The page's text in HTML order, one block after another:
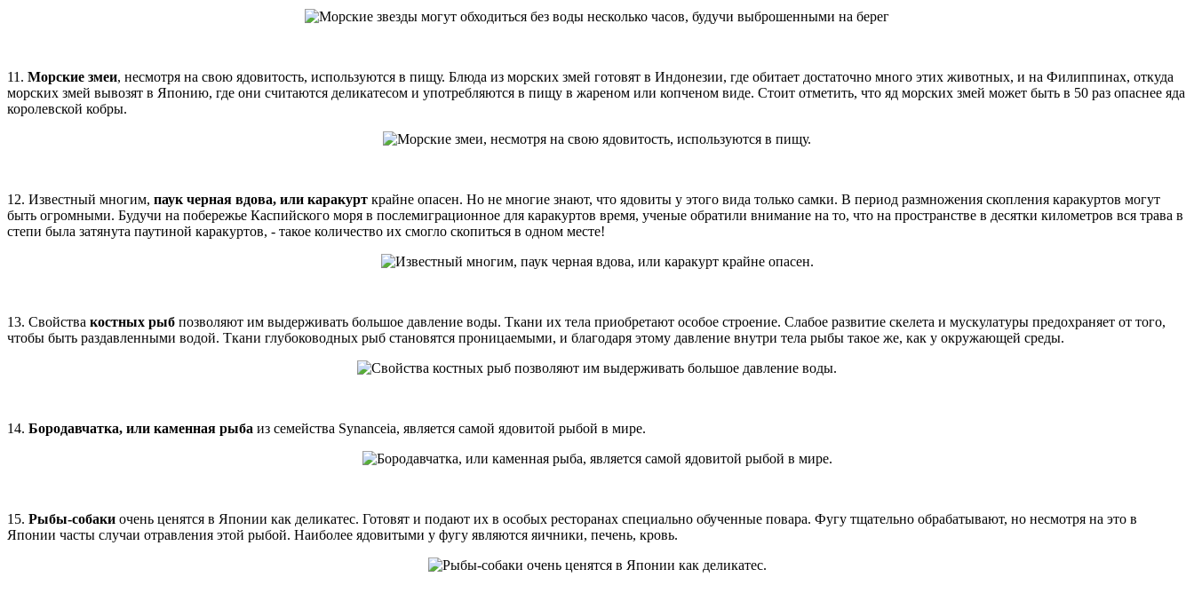
11. Морские змеи, несмотря на свою ядовитость, используются в пищу. Блюда из морских змей готовят в Индонезии, где обитает достаточно много этих животных, и на Филиппинах, откуда
морских змей вывозят в Японию, где они считаются деликатесом и употребляются в пищу в жареном или копченом виде. Стоит отметить, что яд морских змей может быть в 50 раз опаснее яда
королевской кобры.
12. Известный многим, паук черная вдова, или каракурт крайне опасен. Но не многие знают, что ядовиты у этого вида только самки. В период размножения скопления каракуртов могут
быть огромными. Будучи на побережье Каспийского моря в послемиграционное для каракуртов время, ученые обратили внимание на то, что на пространстве в десятки километров вся трава в
степи была затянута паутиной каракуртов, - такое количество их смогло скопиться в одном месте!
13. Свойства костных рыб позволяют им выдерживать большое давление воды. Ткани их тела приобретают особое строение. Слабое развитие скелета и мускулатуры предохраняет от того,
чтобы быть раздавленными водой. Ткани глубоководных рыб становятся проницаемыми, и благодаря этому давление внутри тела рыбы такое же, как y окружающей среды.
14. Бородавчатка, или каменная рыба из семейства Synanceia, является самой ядовитой рыбой в мире.
15. Рыбы-собаки очень ценятся в Японии как деликатес. Готовят и подают их в особых ресторанах специально обученные повара. Фугу тщательно обрабатывают, но несмотря на это в
Японии часты случаи отравления этой рыбой. Наиболее ядовитыми у фугу являются яичники, печень, кровь.